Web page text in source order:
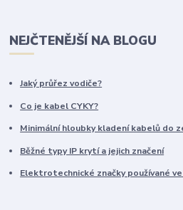
NEJČTENĚJŠÍ NA BLOGU
Jaký průřez vodiče?
Co je kabel CYKY?
Minimální hloubky kladení kabelů do
Běžné typy IP krytí a jejich značení
Elektrotechnické značky používané